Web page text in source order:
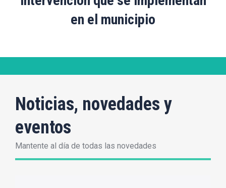
en el municipio
Noticias, novedades y
eventos
Mantente al día de todas las novedades